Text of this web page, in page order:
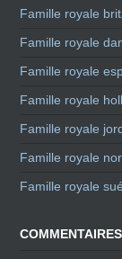
Famille royale
Famille royale
Famille royale
Famille royale
Famille royale
Famille royale
Famille royale